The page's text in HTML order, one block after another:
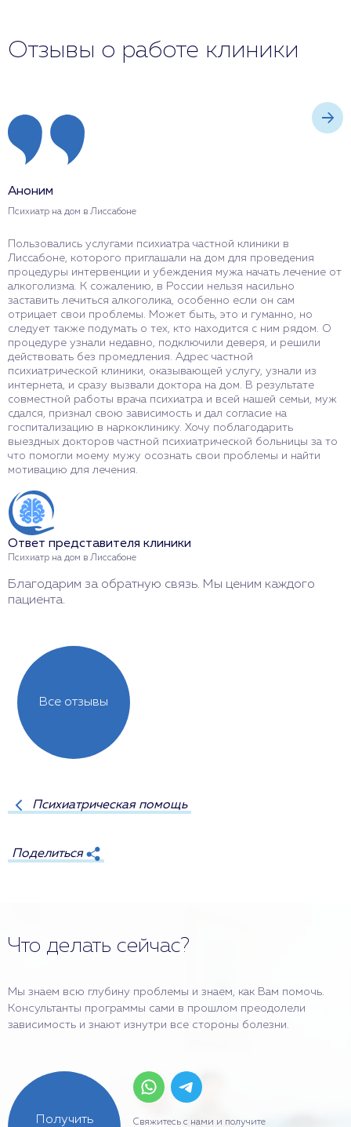
Отзывы о работе клиники
Аноним
Психиатр на дом в Лиссабоне
Пользовались услугами психиатра частной клиники в
Лиссабоне, которого приглашали на дом для проведения
процедуры интервенции и убеждения мужа начать лечение от
алкоголизма. К сожалению, в России нельзя насильно
заставить лечиться алкоголика, особенно если он сам
отрицает свои проблемы. Может быть, это и гуманно, но
следует также подумать о тех, кто находится с ним рядом. О
процедуре узнали недавно, подключили деверя, и решили
действовать без промедления. Адрес частной
психиатрической клиники, оказывающей услугу, узнали из
интернета, и сразу вызвали доктора на дом. В результате
совместной работы врача психиатра и всей нашей семьи, муж
сдался, признал свою зависимость и дал согласие на
госпитализацию в наркоклинику. Хочу поблагодарить
выездных докторов частной психиатрической больницы за то
что помогли моему мужу осознать свои проблемы и найти
мотивацию для лечения.
Ответ представителя клиники
Психиатр на дом в Лиссабоне
Благодарим за обратную связь. Мы ценим каждого
пациента.
Все отзывы
Психиатрическая помощь
Поделиться
Что делать сейчас?
Мы знаем всю глубину проблемы и знаем, как Вам помочь.
Консультанты программы сами в прошлом преодолели
зависимость и знают изнутри все стороны болезни.
Получить
Свяжитесь с нами и получите